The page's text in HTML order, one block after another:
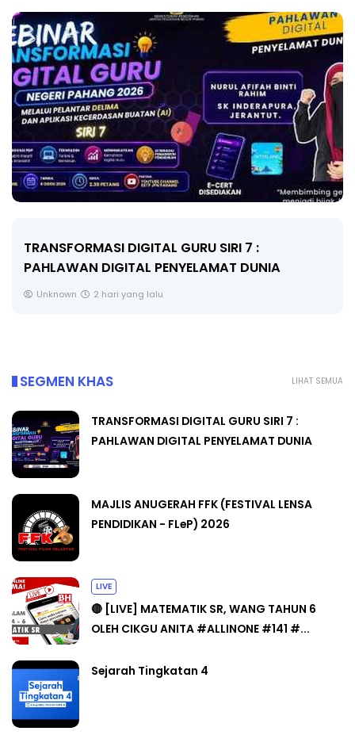
MAJLIS ANUGERAH FFK (FESTIVAL LENSA
PENDIDIKAN - FLeP) 2026
Unknown 3 hari yang lalu
LIHAT SEMUA
SEGMEN KHAS
TRANSFORMASI DIGITAL GURU SIRI 7 :
PAHLAWAN DIGITAL PENYELAMAT DUNIA
MAJLIS ANUGERAH FFK (FESTIVAL LENSA
PENDIDIKAN - FLeP) 2026
LIVE
🔴 [LIVE] MATEMATIK SR, WANG TAHUN 6
OLEH CIKGU ANITA #ALLINONE #141 #...
Sejarah Tingkatan 4